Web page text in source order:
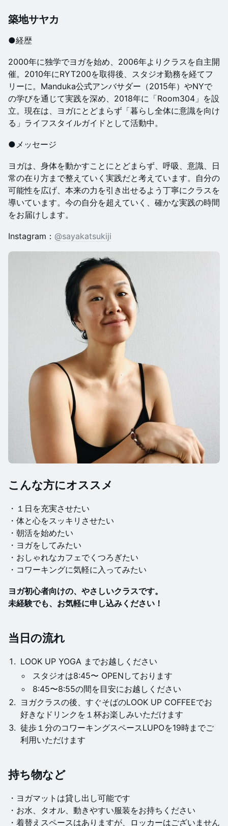
築地サヤカ
●経歴
2000年に独学でヨガを始め、2006年よりクラスを自主開
催。2010年にRYT200を取得後、スタジオ勤務を経てフ
リーに。Manduka公式アンバサダー（2015年）やNYで
の学びを通じて実践を深め、2018年に「Room304」を設
立。現在は、ヨガにとどまらず「暮らし全体に意識を向け
る」ライフスタイルガイドとして活動中。
●メッセージ
ヨガは、身体を動かすことにとどまらず、呼吸、意識、日
常の在り方まで整えていく実践だと考えています。自分の
可能性を広げ、本来の力を引き出せるよう丁寧にクラスを
導いています。今の自分を超えていく、確かな実践の時間
をお届けします。
Instagram： @sayakatsukiji
​こんな方にオススメ
・１日を充実させたい
・体と心をスッキリさせたい
​・朝活を始めたい
​・ヨガをしてみたい
​・おしゃれなカフェでくつろぎたい
​・コワーキングに気軽に入ってみたい
ヨガ初心者向けの、やさしいクラスです。
未経験でも、お気軽に申し込みください！
当日の流れ
LOOK UP YOGA までお越しください
スタジオは8:45〜 OPENしております
8:45〜8:55の間を目安にお越しください
ヨガクラスの後、すぐそばのLOOK UP COFFEEでお
好きなドリンクを１杯お楽しみいただけます
徒歩１分のコワーキングスペースLUPOを19時までご
利用いただけます
​持ち物など
・ヨガマットは貸し出し可能です
・お水、タオル、動きやすい服装をお持ちください
​・着替えスペースはありますが、ロッカーはございません